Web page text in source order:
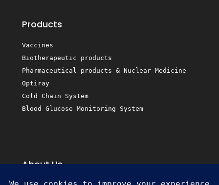
Products
Vaccines
Biotherapeutic products
Pharmaceutical products & Nuclear Medicine
Optiray
Cold Chain System
Blood Glucose Monitoring System
About Us